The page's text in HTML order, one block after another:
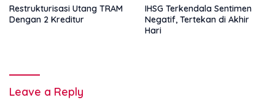
Restrukturisasi Utang TRAM
Dengan 2 Kreditur
IHSG Terkendala Sentimen
Negatif, Tertekan di Akhir
Hari
Leave a Reply